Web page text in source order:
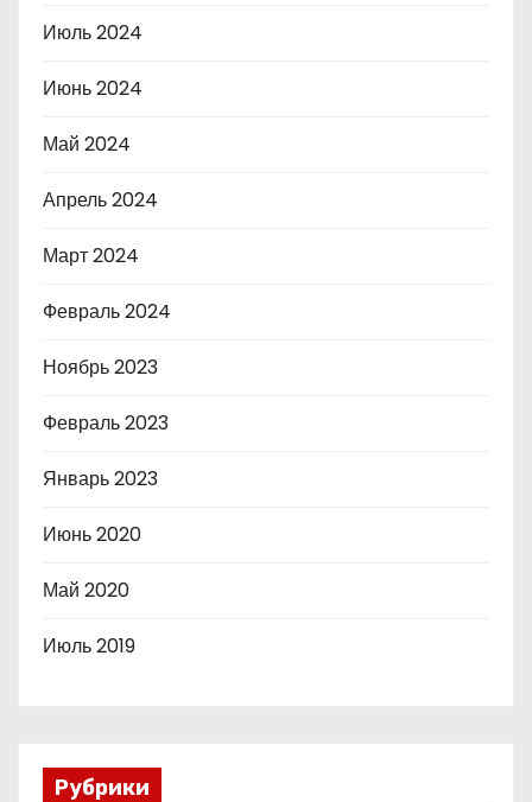
Июль 2024
Июнь 2024
Май 2024
Апрель 2024
Март 2024
Февраль 2024
Ноябрь 2023
Февраль 2023
Январь 2023
Июнь 2020
Май 2020
Июль 2019
Рубрики